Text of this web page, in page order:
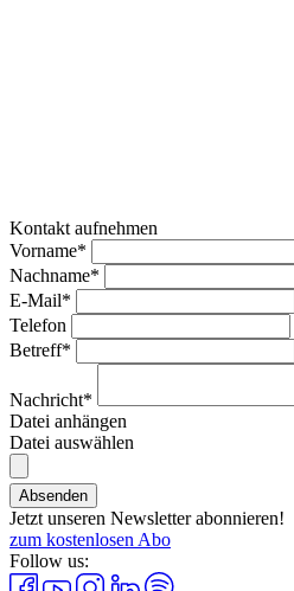
Kontakt aufnehmen
Vorname*
Nachname*
E-Mail*
Telefon
Betreff*
Nachricht*
Datei anhängen
Datei auswählen
Absenden
Jetzt unseren Newsletter abonnieren!
zum kostenlosen Abo
Follow us: